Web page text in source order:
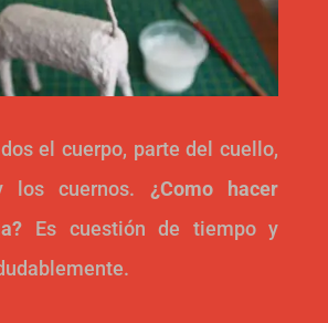
el cuerpo, parte del cuello,
los cuernos. ¿Como hacer
Es cuestión de tiempo y